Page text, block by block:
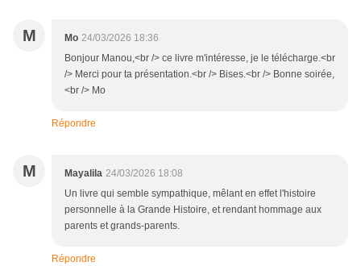
M Mo 24/03/2026 18:36
Bonjour Manou,<br /> ce livre m'intéresse, je le télécharge.<br
/> Merci pour ta présentation.<br /> Bises.<br /> Bonne soirée,
<br /> Mo
Répondre
M Mayalila 24/03/2026 18:08
Un livre qui semble sympathique, mêlant en effet l'histoire
personnelle à la Grande Histoire, et rendant hommage aux
parents et grands-parents.
Répondre